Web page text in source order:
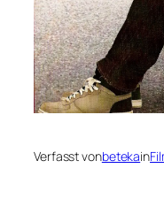
Verfasst vonbetekain